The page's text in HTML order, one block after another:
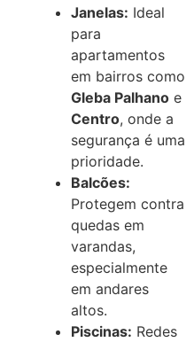
Janelas: Ideal
para
apartamentos
em bairros como
Gleba Palhano e
Centro, onde a
segurança é uma
prioridade.
Balcões:
Protegem contra
quedas em
varandas,
especialmente
em andares
altos.
Piscinas: Redes